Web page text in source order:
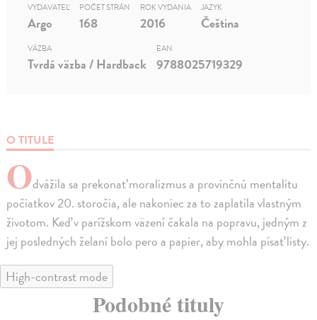
O TITULE
Odvážila sa prekonať moralizmus a provinčnú mentalitu
počiatkov 20. storočia, ale nakoniec za to zaplatila vlastným
životom. Keď v parížskom väzení čakala na popravu, jedným z
jej posledných želaní bolo pero a papier, aby mohla písať listy.
VYDAVATEĽ
Argo
POČET STRÁN
168
ROK VYDANIA
2016
JAZYK
Čeština
VÄZBA
Tvrdá väzba / Hardback
EAN
9788025719329
High-contrast mode
Podobné tituly